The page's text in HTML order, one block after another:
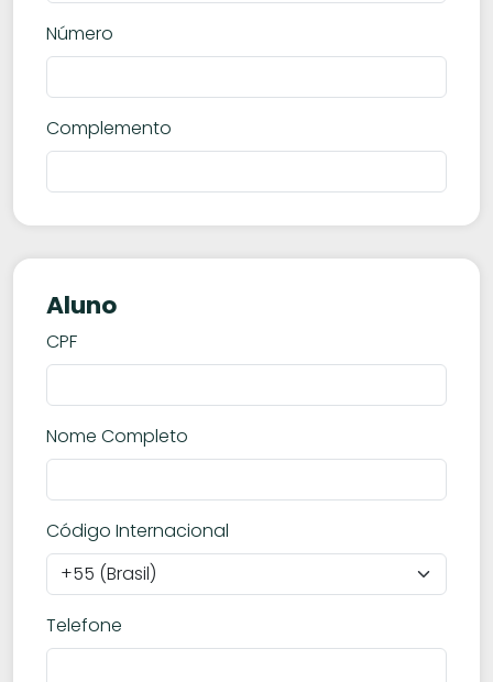
Número
Complemento
Aluno
CPF
Nome Completo
Código Internacional
Telefone